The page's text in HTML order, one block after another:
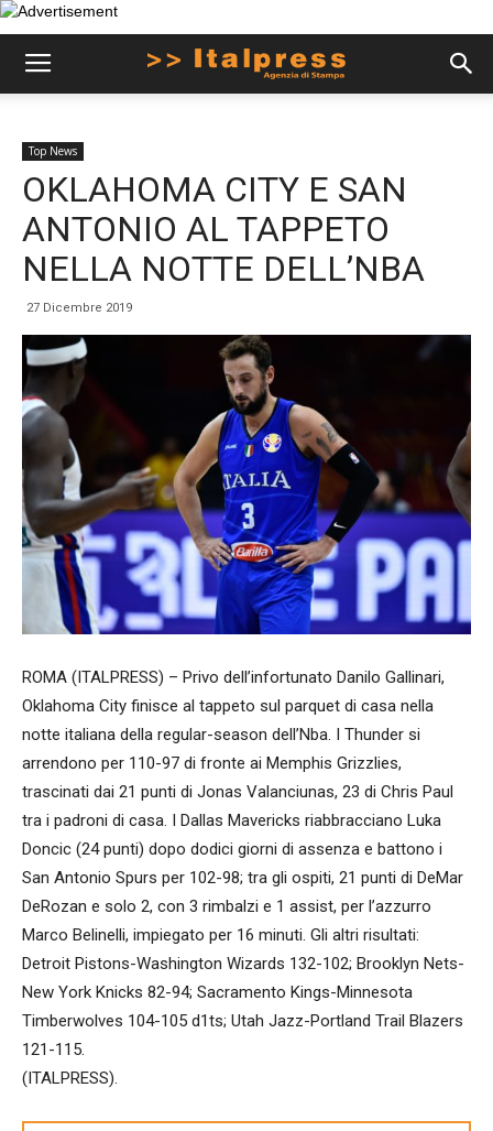
Top News
OKLAHOMA CITY E SAN
ANTONIO AL TAPPETO
NELLA NOTTE DELL’NBA
27 Dicembre 2019
ROMA (ITALPRESS) – Privo dell’infortunato Danilo Gallinari,
Oklahoma City finisce al tappeto sul parquet di casa nella
notte italiana della regular-season dell’Nba. I Thunder si
arrendono per 110-97 di fronte ai Memphis Grizzlies,
trascinati dai 21 punti di Jonas Valanciunas, 23 di Chris Paul
tra i padroni di casa. I Dallas Mavericks riabbracciano Luka
Doncic (24 punti) dopo dodici giorni di assenza e battono i
San Antonio Spurs per 102-98; tra gli ospiti, 21 punti di DeMar
DeRozan e solo 2, con 3 rimbalzi e 1 assist, per l’azzurro
Marco Belinelli, impiegato per 16 minuti. Gli altri risultati:
Detroit Pistons-Washington Wizards 132-102; Brooklyn Nets-
New York Knicks 82-94; Sacramento Kings-Minnesota
Timberwolves 104-105 d1ts; Utah Jazz-Portland Trail Blazers
121-115.
(ITALPRESS).